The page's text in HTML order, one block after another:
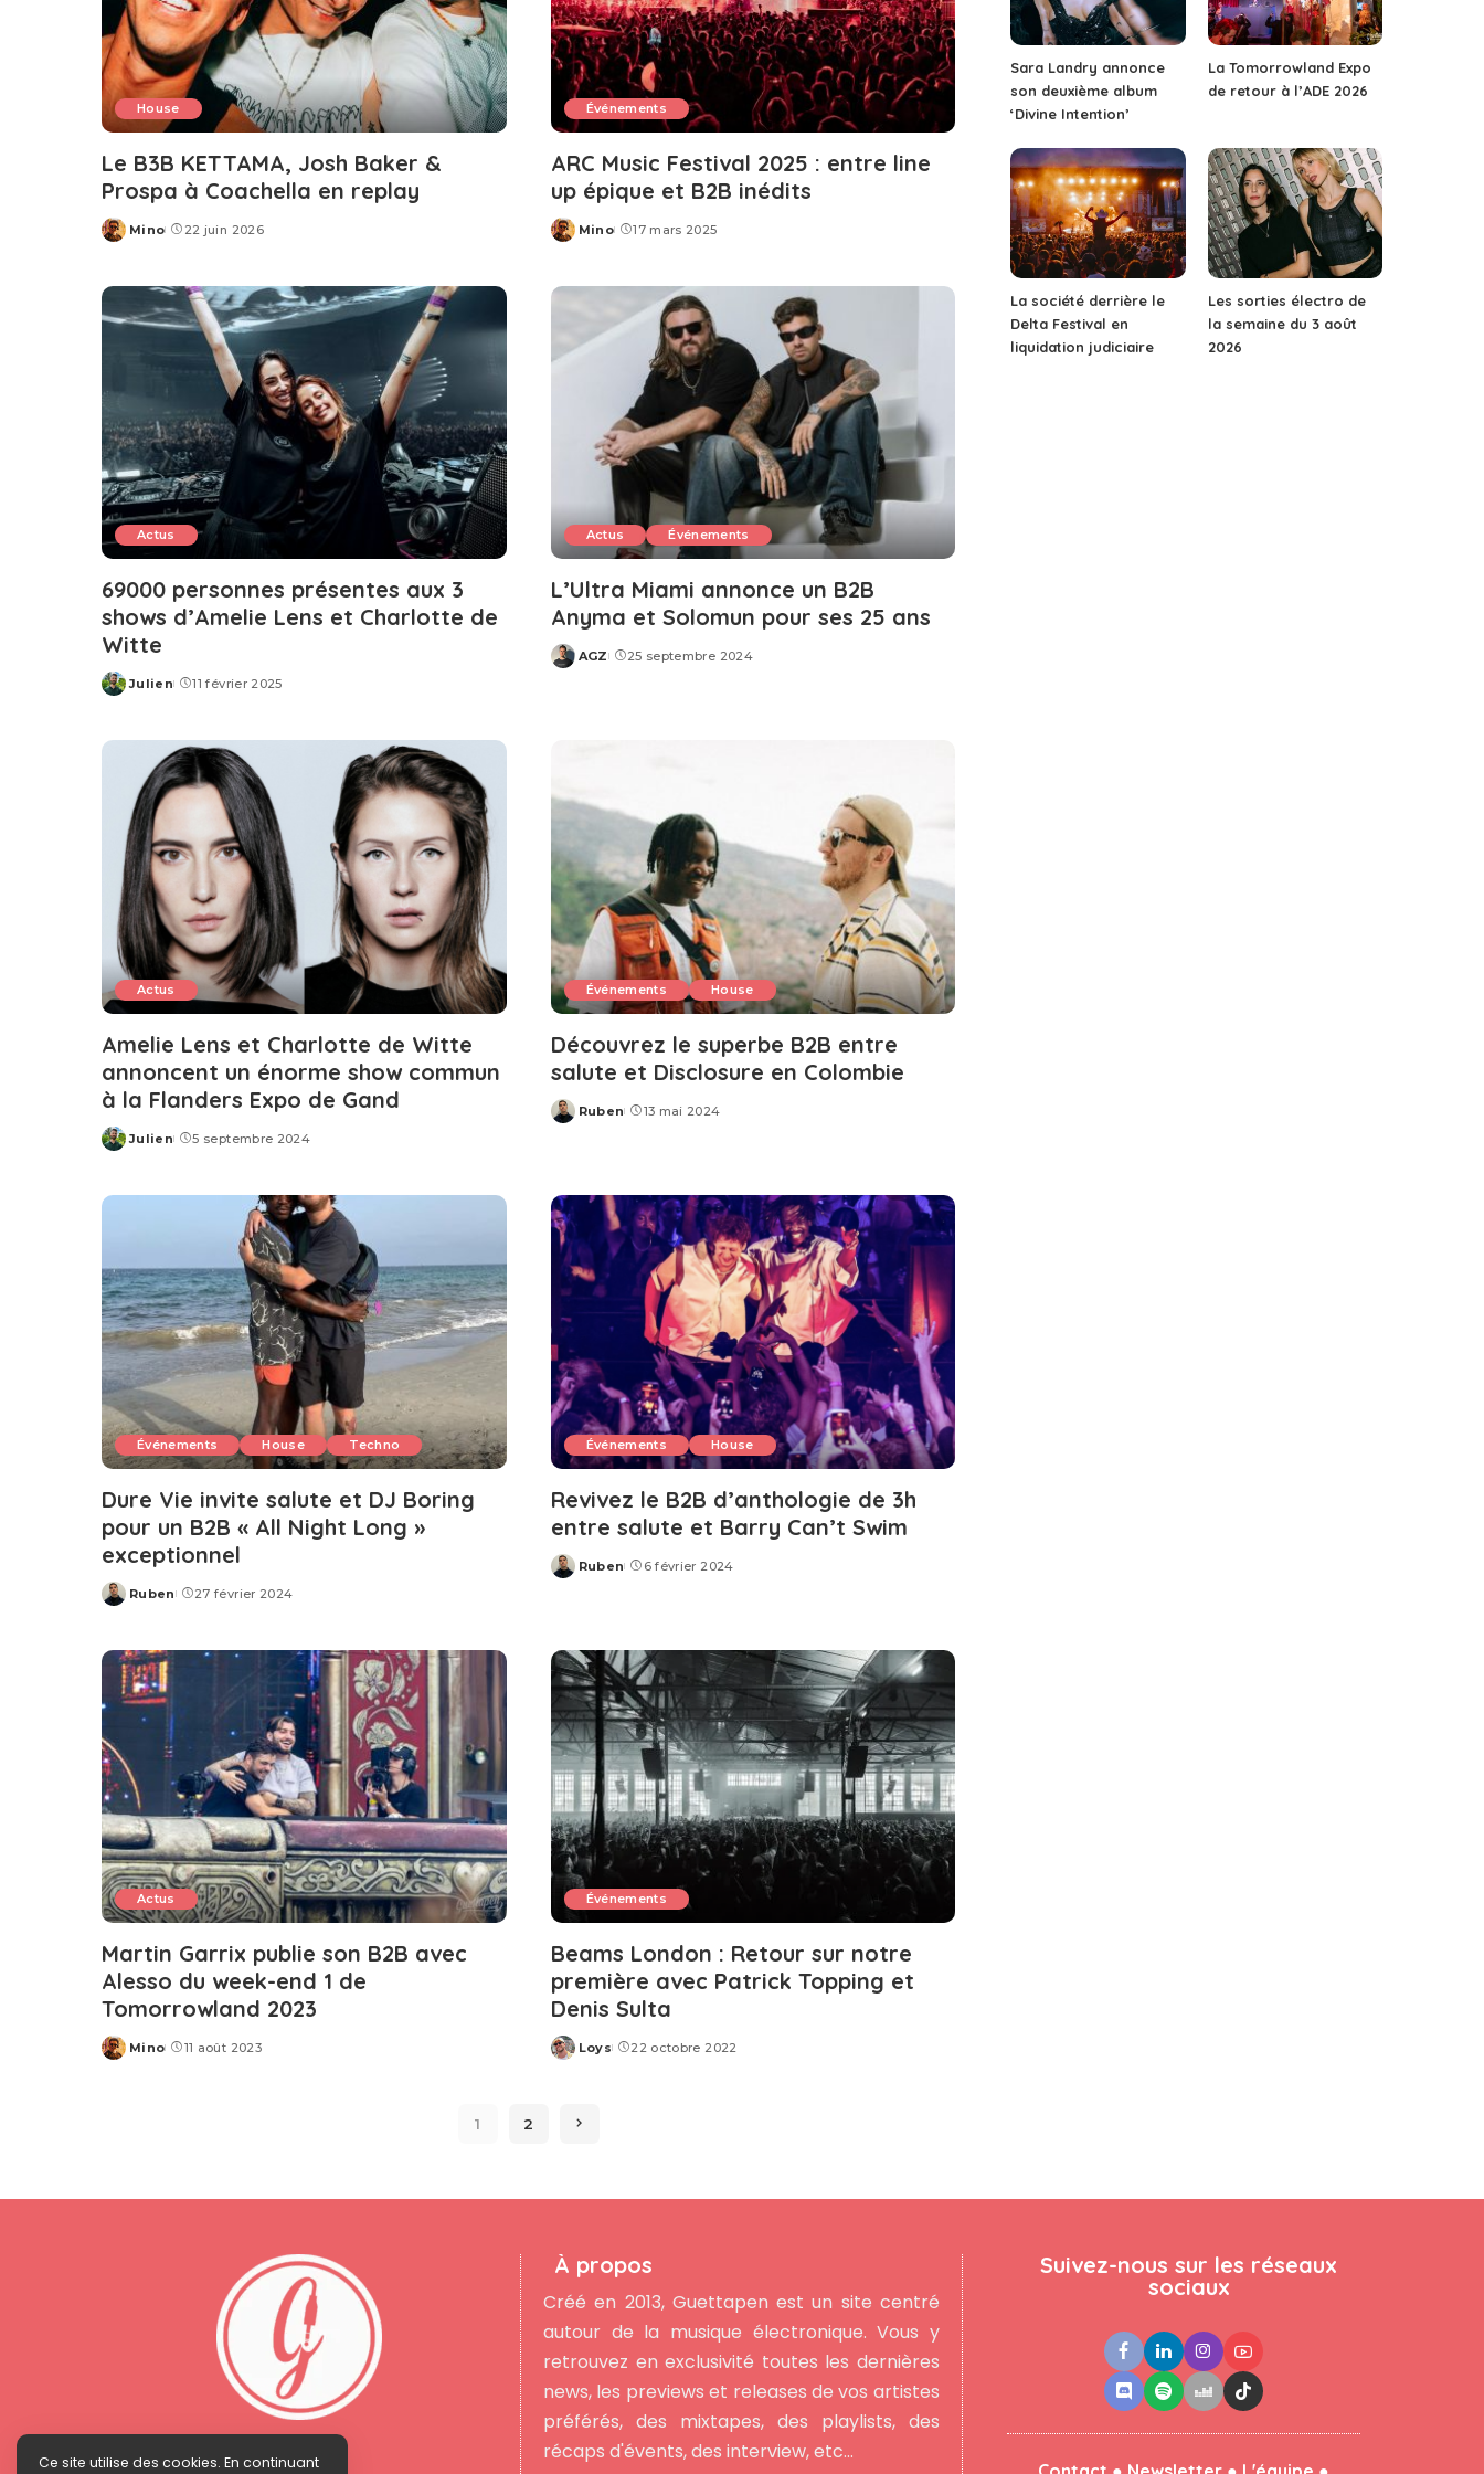
House
Le B3B KETTAMA, Josh Baker &
Prospa à Coachella en replay
Posted
Mino 22 juin 2026
Événements
ARC Music Festival 2025 : entre line
up épique et B2B inédits
Posted
Mino 17 mars 2025
Actus
69000 personnes présentes aux 3
shows d’Amelie Lens et Charlotte de
Witte
Posted
Julien 11 février 2025
Actus Événements
L’Ultra Miami annonce un B2B
Anyma et Solomun pour ses 25 ans
Posted
AGZ 25 septembre 2024
Actus
Amelie Lens et Charlotte de Witte
annoncent un énorme show commun
à la Flanders Expo de Gand
Posted
Julien 5 septembre 2024
Événements House
Découvrez le superbe B2B entre
salute et Disclosure en Colombie
Posted
Ruben 13 mai 2024
Événements House Techno
Dure Vie invite salute et DJ Boring
pour un B2B « All Night Long »
exceptionnel
Posted
Ruben 27 février 2024
Événements House
Revivez le B2B d’anthologie de 3h
entre salute et Barry Can’t Swim
Posted
Ruben 6 février 2024
Actus
Martin Garrix publie son B2B avec
Alesso du week-end 1 de
Tomorrowland 2023
Posted
Mino 11 août 2023
Événements
Beams London : Retour sur notre
première avec Patrick Topping et
Denis Sulta
Posted
Loys 22 octobre 2022
1 2
Sara Landry annonce
son deuxième album
‘Divine Intention’
La Tomorrowland Expo
de retour à l’ADE 2026
La société derrière le
Delta Festival en
liquidation judiciaire
Les sorties électro de
la semaine du 3 août
2026
À propos
Créé en 2013, Guettapen est un site centré
autour de la musique électronique. Vous y
retrouvez en exclusivité toutes les dernières
news, les previews et releases de vos artistes
préférés, des mixtapes, des playlists, des
récaps d'évents, des interview, etc...
Suivez-nous sur les réseaux
sociaux
Ce site utilise des cookies. En continuant